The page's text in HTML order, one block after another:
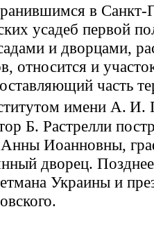
в Санкт-
усадеб первой
и дворцами,
относится и
часть
имени А.
Б. Растрелли
Иоанновны,
дворец.
Украины и